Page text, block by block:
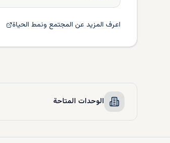
اعرف المزيد عن المجتمع ونمط الحياة
الوحدات المتاحة